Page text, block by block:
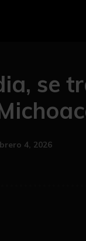
se
4, 2026